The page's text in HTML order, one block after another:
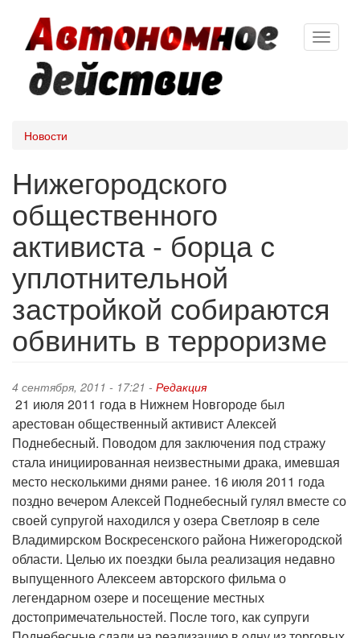
Перейти
содержанию
Toggle
Новости
Нижегородского
общественного
активиста - борца с
уплотнительной
застройкой собираются
обвинить в терроризме
4 сентября, 2011 - 17:21 - Редакция
21 июля 2011 года в Нижнем Новгороде был
арестован общественный активист Алексей
Поднебесный. Поводом для заключения под стражу
стала инициированная неизвестными драка, имевшая
место несколькими днями ранее. 16 июля 2011 года
поздно вечером Алексей Поднебесный гулял вместе со
своей супругой находился у озера Светлояр в селе
Владимирском Воскресенского района Нижегородской
области. Целью их поездки была реализация недавно
выпущенного Алексеем авторского фильма о
легендарном озере и посещение местных
достопримечательностей. После того, как супруги